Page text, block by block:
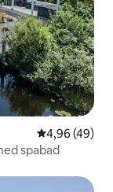
4,96 ud af 5 i
4,96 (49)
spabad